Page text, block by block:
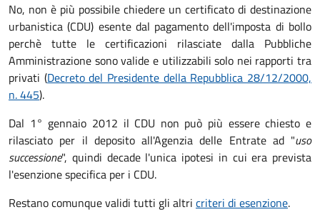
No, non è più possibile chiedere un certificato di destinazione
urbanistica (CDU) esente dal pagamento dell'imposta di bollo
perchè tutte le certificazioni rilasciate dalla Pubbliche
Amministrazione sono valide e utilizzabili solo nei rapporti tra
privati (Decreto del Presidente della Repubblica 28/12/2000,
n. 445).
Dal 1° gennaio 2012 il CDU non può più essere chiesto e
rilasciato per il deposito all'Agenzia delle Entrate ad "uso
successione", quindi decade l'unica ipotesi in cui era prevista
l'esenzione specifica per i CDU.
Restano comunque validi tutti gli altri criteri di esenzione.